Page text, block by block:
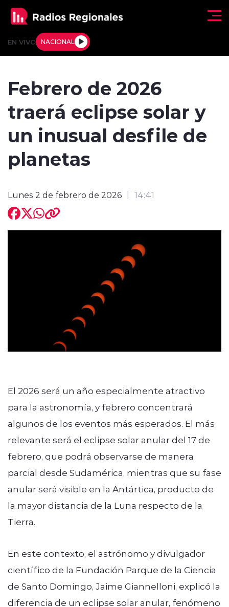
EN VIVO NACIONAL
Tendencias
Regiones al Aire
Entrevistas
modo claro
Febrero de 2026
traerá eclipse solar y
un inusual desfile de
planetas
Lunes 2 de febrero de 2026 14:41
El 2026 será un año especialmente atractivo
para la astronomía, y febrero concentrará
algunos de los eventos más esperados. El más
relevante será el eclipse solar anular del 17 de
febrero, que podrá observarse de manera
parcial desde Sudamérica, mientras que su fase
anular será visible en la Antártica, producto de
la mayor distancia de la Luna respecto de la
Tierra.
En este contexto, el astrónomo y divulgador
científico de la Fundación Parque de la Ciencia
de Santo Domingo, Jaime Giannelloni, explicó la
diferencia de un eclipse solar anular, fenómeno